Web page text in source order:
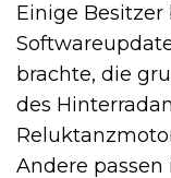
Einige Besitzer
brachte, die
des
Andere